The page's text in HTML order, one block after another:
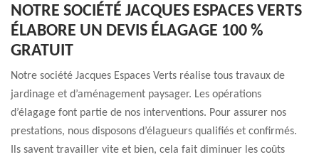
NOTRE SOCIÉTÉ JACQUES ESPACES VERTS
ÉLABORE UN DEVIS ÉLAGAGE 100 %
GRATUIT
Notre société Jacques Espaces Verts réalise tous travaux de
jardinage et d’aménagement paysager. Les opérations
d’élagage font partie de nos interventions. Pour assurer nos
prestations, nous disposons d’élagueurs qualifiés et confirmés.
Ils savent travailler vite et bien, cela fait diminuer les coûts